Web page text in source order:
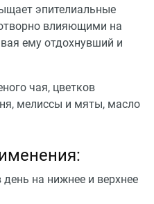
эпителиальные
влияющими на
ему отдохнувший и
чая, цветков
мелиссы и мяты, масло
день на нижнее и верхнее